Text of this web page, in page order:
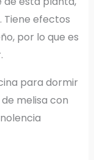
Tiene efectos
por lo que es
para dormir
melisa con